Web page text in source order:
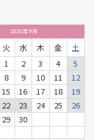
2026年9月
火 水 木 金
土
1
2 3 4
5
8 9 10 11
12
15 16 17 18
19
22 23 24 25
26
29 30